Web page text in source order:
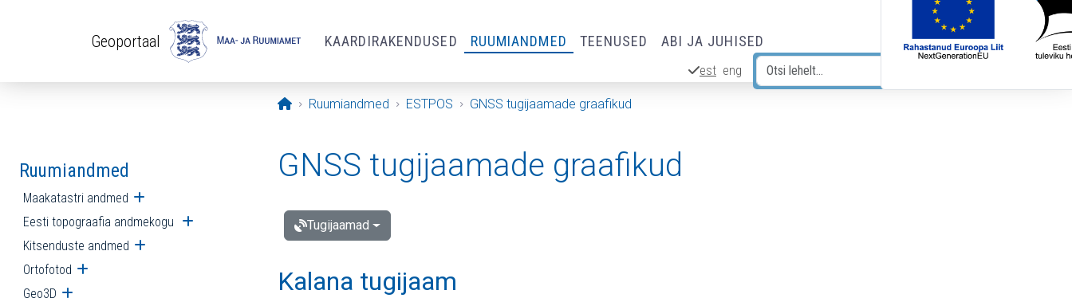
Geoportaal KAARDIRAKENDUSED RUUMIANDMED TEENUSED ABI JA JUHISED
est eng
Avaleht
Ruumiandmed ESTPOS GNSS tugijaamade graafikud
Ruumiandmed
Maakatastri andmed Ava alammenüü
Eesti topograafia andmekogu Ava alammenüü
Kitsenduste andmed Ava alammenüü
Ortofotod Ava alammenüü
Geo3D Ava alammenüü
GNSS tugijaamade graafikud
Tugijaamad
Kalana tugijaam